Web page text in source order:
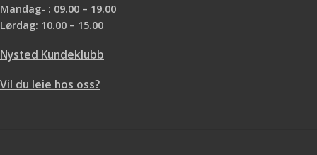
Mandag- : 09.00 – 19.00
Lørdag: 10.00 – 15.00
Nysted Kundeklubb
Vil du leie hos oss?